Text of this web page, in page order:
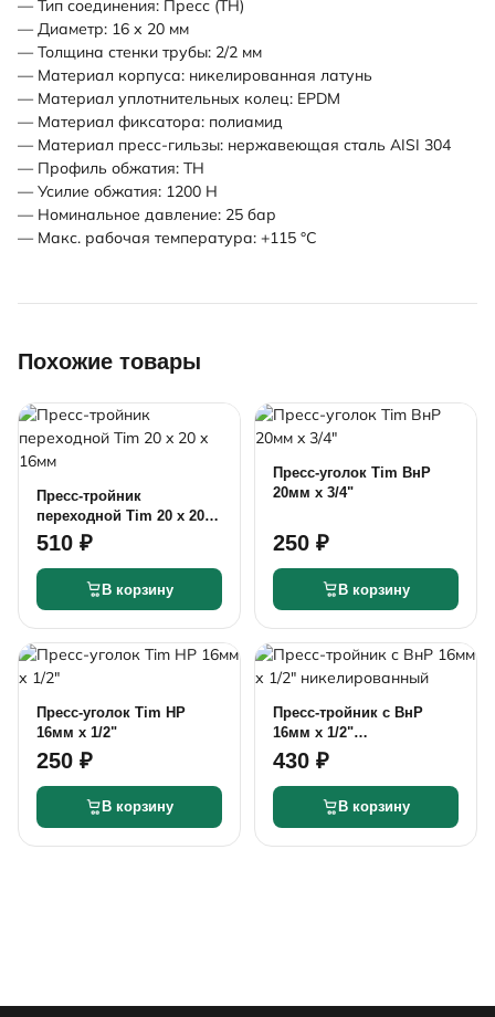
— Тип соединения: Пресс (TH)
— Диаметр: 16 х 20 мм
— Толщина стенки трубы: 2/2 мм
— Материал корпуса: никелированная латунь
— Материал уплотнительных колец: EPDM
— Материал фиксатора: полиамид
— Материал пресс-гильзы: нержавеющая сталь AISI 304
— Профиль обжатия: TH
— Усилие обжатия: 1200 Н
— Номинальное давление: 25 бар
— Макс. рабочая температура: +115 °C
Похожие товары
Пресс-тройник
переходной Tim 20 x 20 x
16мм
510 ₽
В корзину
Пресс-уголок Tim ВнР
20мм x 3/4"
250 ₽
В корзину
Пресс-уголок Tim НР
16мм х 1/2"
250 ₽
В корзину
Пресс-тройник с ВнР
16мм х 1/2"
никелированный
430 ₽
В корзину